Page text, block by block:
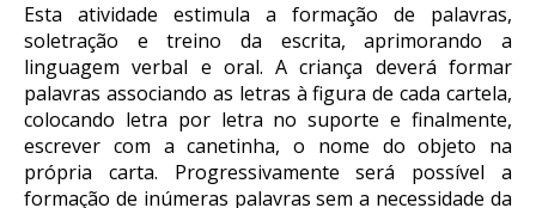
Esta atividade estimula a formação de palavras,
soletração e treino da escrita, aprimorando a
linguagem verbal e oral. A criança deverá formar
palavras associando as letras à figura de cada cartela,
colocando letra por letra no suporte e finalmente,
escrever com a canetinha, o nome do objeto na
própria carta. Progressivamente será possível a
formação de inúmeras palavras sem a necessidade da